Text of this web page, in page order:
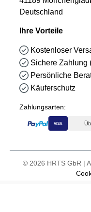
Deutschland
Ihre Vorteile
Kostenloser
Sichere Zahlung
Persönliche
Käuferschutz
Zahlungsarten:
VISA
© 2026 HRTS GbR |